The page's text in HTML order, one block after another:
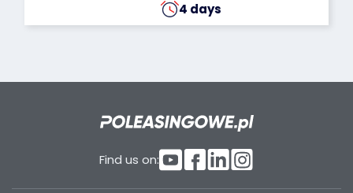
4 days
Find us on: